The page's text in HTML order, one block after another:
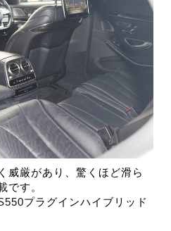
威厳があり、驚くほど滑ら
です。
プラグインハイブリッド